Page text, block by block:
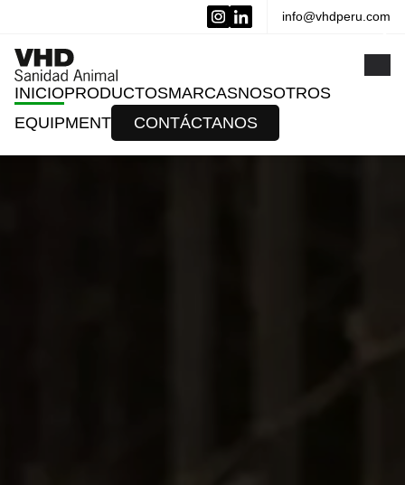
info@vhdperu.com
INICIOPRODUCTOSMARCASNOSOTROS
EQUIPMENT
CONTÁCTANOS